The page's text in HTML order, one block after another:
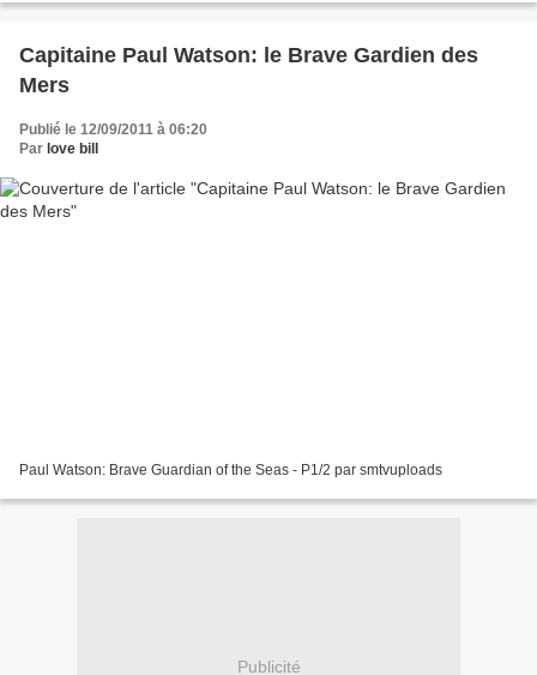
Capitaine Paul Watson: le Brave Gardien des
Mers
Publié le 12/09/2011 à 06:20
Par love bill
Paul Watson: Brave Guardian of the Seas - P1/2 par smtvuploads
Publicité